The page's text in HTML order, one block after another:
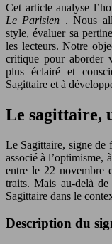
Cet article analyse
Le Parisien . Nous
style, évaluer sa
les lecteurs. Notre
critique pour aborder
plus éclairé et
Sagittaire et à
Le sagittaire,
Le Sagittaire, signe de
associé à l’optimisme,
entre le 22 novembre
traits. Mais au-delà
Sagittaire dans le
Description du